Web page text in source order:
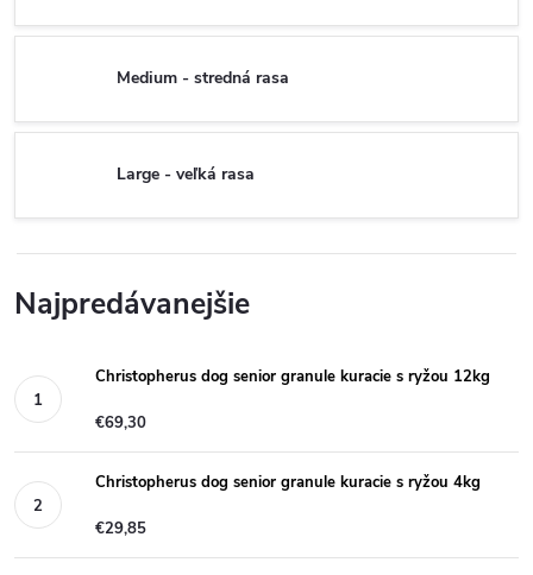
Medium - stredná rasa
Large - veľká rasa
Najpredávanejšie
Christopherus dog senior granule kuracie s ryžou 12kg
€69,30
Christopherus dog senior granule kuracie s ryžou 4kg
€29,85